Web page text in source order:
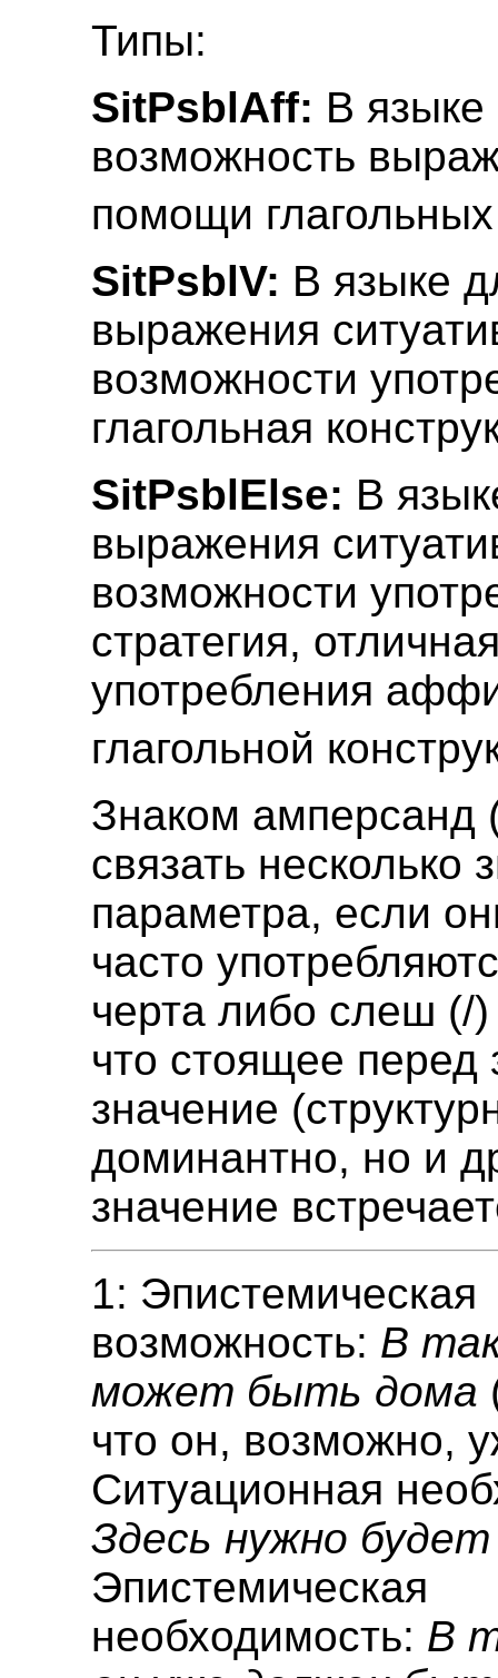
Типы:
SitPsblAff: В языке
возможность
помощи
SitPsblV: В языке
выражения
возможности
глагольная
SitPsblElse: В
выражения
возможности
стратегия,
употребления
глагольной
Знаком амперсанд
связать несколько
параметра, если
часто
черта либо слеш (/)
что стоящее перед
значение
доминантно, но и
значение
1: Эпистемическая
возможность: В
может быть дома
что он, возможно,
Ситуационная
Здесь нужно
Эпистемическая
необходимость: В